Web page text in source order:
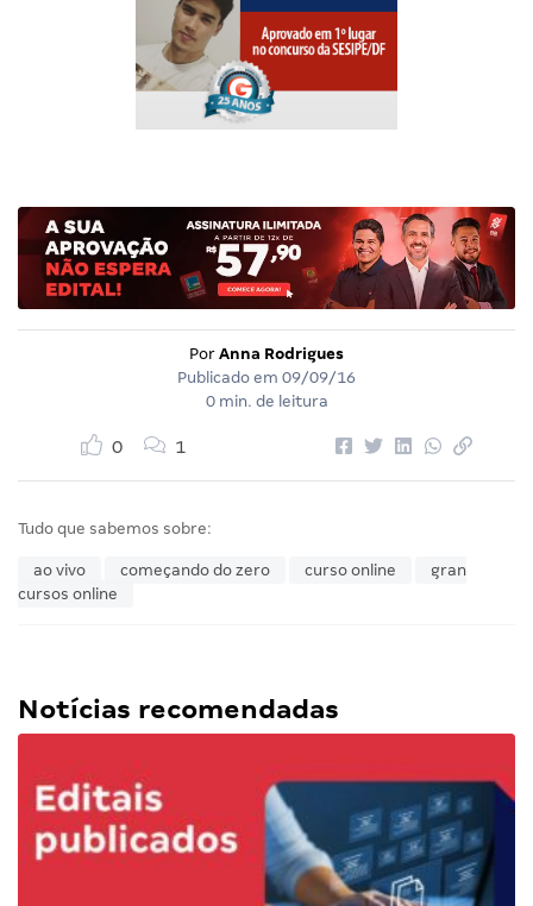
Por Anna Rodrigues
Publicado em 09/09/16
0 min. de leitura
0 1
Tudo que sabemos sobre:
ao vivo começando do zero curso online
gran
cursos online
Notícias recomendadas